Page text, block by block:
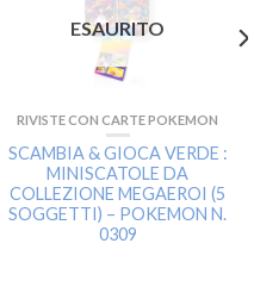
ESAURITO
RIVISTE CON CARTE POKEMON
SCAMBIA & GIOCA VERDE :
MINISCATOLE DA
COLLEZIONE MEGAEROI (5
SOGGETTI) – POKEMON N.
0309